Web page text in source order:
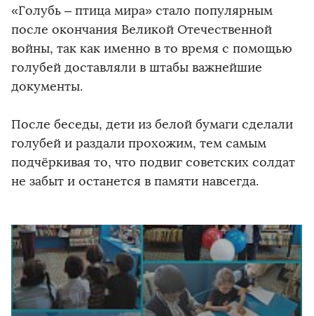
«Голубь – птица мира» стало популярным
после окончания Великой Отечественной
войны, так как именно в то время с помощью
голубей доставляли в штабы важнейшие
документы.
После беседы, дети из белой бумаги сделали
голубей и раздали прохожим, тем самым
подчёркивая то, что подвиг советских солдат
не забыт и останется в памяти навсегда.